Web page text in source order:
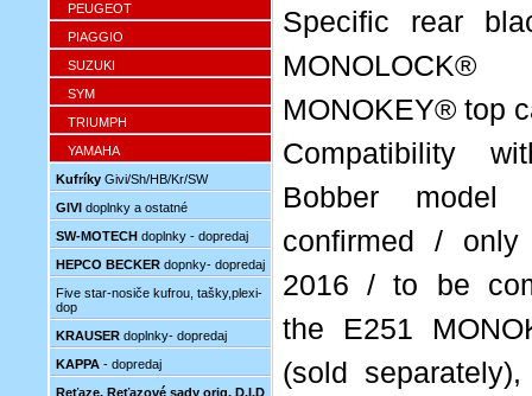
PEUGEOT
PIAGGIO
SUZUKI
SYM
TRIUMPH
YAMAHA
Kufríky Givi/Sh/HB/Kr/SW
GIVI doplnky a ostatné
SW-MOTECH doplnky - dopredaj
HEPCO BECKER dopnky- dopredaj
Five star-nosiče kufrou, tašky,plexi-
dop
KRAUSER doplnky- dopredaj
KAPPA - dopredaj
Reťaze, Reťazové sady orig. D.I.D
Specific rear
MONOKEY® top
Compatibility
Bobber
confirmed /
2016 / to be
the E251
(sold